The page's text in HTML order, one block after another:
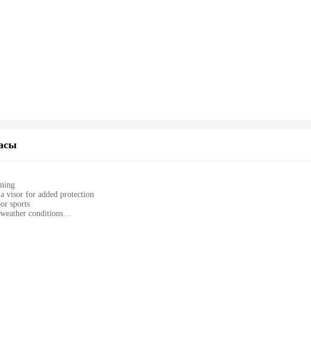
visor for added protection
sports
conditions
commitment to safety and comfort. The helmet's high-density polycarbonate shell is
shape reduces air resistance, making it an ideal choice for competitive cyclists and
you stay focused on your ride.